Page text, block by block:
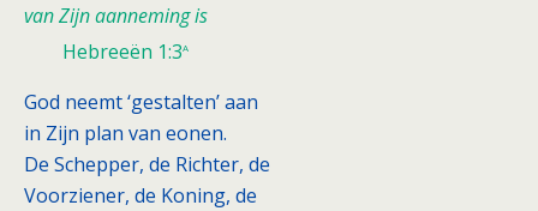
van Zijn aanneming is
Hebreeën 1:3a
God neemt ‘gestalten’ aan
in Zijn plan van eonen.
De Schepper, de Richter, de
Voorziener, de Koning, de